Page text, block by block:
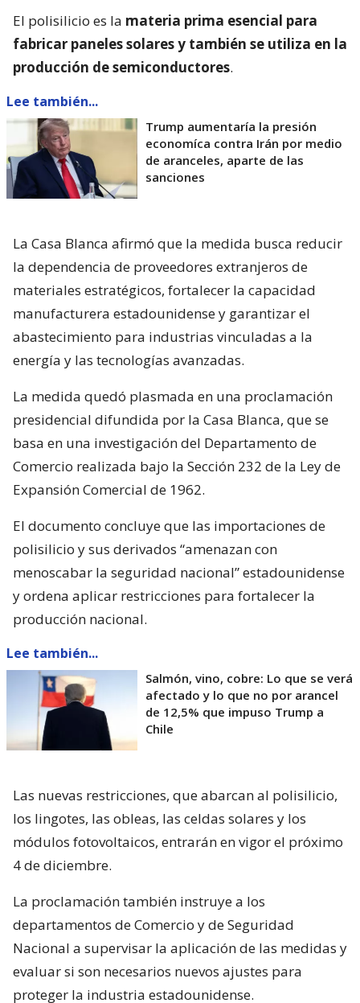
El polisilicio es la materia prima esencial para
fabricar paneles solares y también se utiliza en la
producción de semiconductores.
Lee también...
Trump aumentaría la presión
economíca contra Irán por medio
de aranceles, aparte de las
sanciones
La Casa Blanca afirmó que la medida busca reducir
la dependencia de proveedores extranjeros de
materiales estratégicos, fortalecer la capacidad
manufacturera estadounidense y garantizar el
abastecimiento para industrias vinculadas a la
energía y las tecnologías avanzadas.
La medida quedó plasmada en una proclamación
presidencial difundida por la Casa Blanca, que se
basa en una investigación del Departamento de
Comercio realizada bajo la Sección 232 de la Ley de
Expansión Comercial de 1962.
El documento concluye que las importaciones de
polisilicio y sus derivados “amenazan con
menoscabar la seguridad nacional” estadounidense
y ordena aplicar restricciones para fortalecer la
producción nacional.
Lee también...
Salmón, vino, cobre: Lo que se verá
afectado y lo que no por arancel
de 12,5% que impuso Trump a
Chile
Las nuevas restricciones, que abarcan al polisilicio,
los lingotes, las obleas, las celdas solares y los
módulos fotovoltaicos, entrarán en vigor el próximo
4 de diciembre.
La proclamación también instruye a los
departamentos de Comercio y de Seguridad
Nacional a supervisar la aplicación de las medidas y
evaluar si son necesarios nuevos ajustes para
proteger la industria estadounidense.